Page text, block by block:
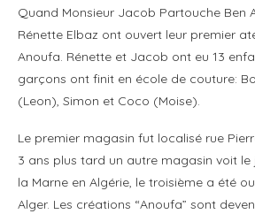
Quand Monsieur Jacob Partouche Ben
Rénette Elbaz ont ouvert leur premier
Anoufa. Rénette et Jacob ont eu 13
garçons ont finit en école de couture:
(Leon), Simon et Coco (Moise).
Le premier magasin fut localisé rue
3 ans plus tard un autre magasin voit
la Marne en Algérie, le troisième a été
Alger. Les créations “Anoufa” sont